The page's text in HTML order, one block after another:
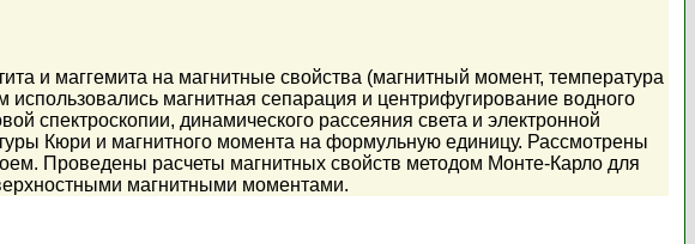
и маггемита на магнитные свойства (магнитный момент, температура
магнитная сепарация и центрифугирование водного
спектроскопии, динамического рассеяния света и электронной
Кюри и магнитного момента на формульную единицу. Рассмотрены
Проведены расчеты магнитных свойств методом Монте-Карло для
магнитными моментами.